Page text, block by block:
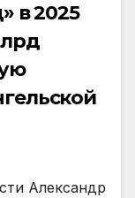
в 2025
Александр